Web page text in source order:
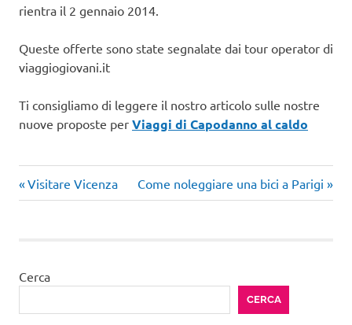
rientra il 2 gennaio 2014.
Queste offerte sono state segnalate dai tour operator di
viaggiogiovani.it
Ti consigliamo di leggere il nostro articolo sulle nostre
nuove proposte per Viaggi di Capodanno al caldo
Navigazione
Articolo
precedente:
Visitare Vicenza
Articolo
successivo:
Come noleggiare una bici a Parigi
Cerca
CERCA